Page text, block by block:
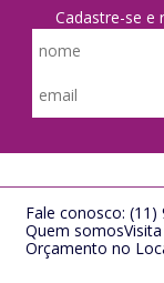
Cadastre-se e
Fale conosco: (11)
Quem somos
Orçamento no